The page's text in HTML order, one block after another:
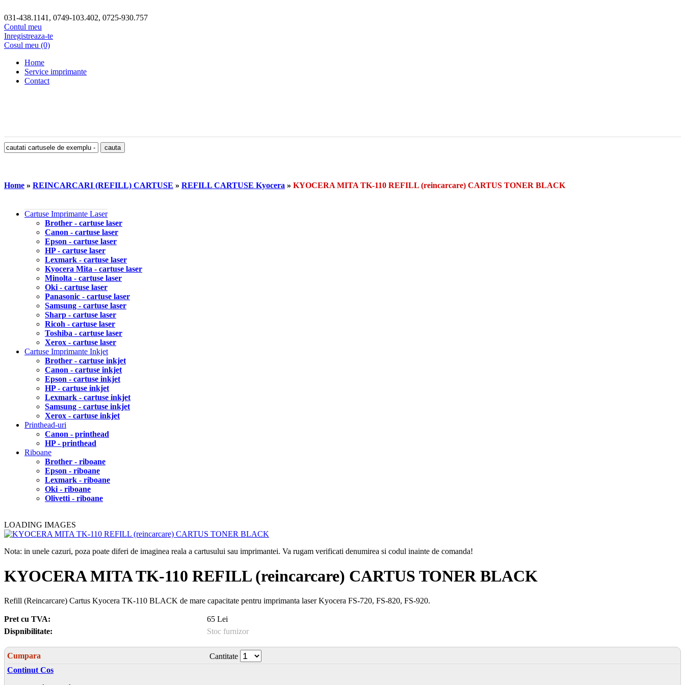
031-438.1141, 0749-103.402, 0725-930.757
Contul meu
Inregistreaza-te
Cosul meu (0)
Home
Service imprimante
Contact
Home » REINCARCARI (REFILL) CARTUSE » REFILL CARTUSE Kyocera » KYOCERA MITA TK-110 REFILL (reincarcare) CARTUS TONER BLACK
Cartuse Imprimante Laser
Brother - cartuse laser
Canon - cartuse laser
Epson - cartuse laser
HP - cartuse laser
Lexmark - cartuse laser
Kyocera Mita - cartuse laser
Minolta - cartuse laser
Oki - cartuse laser
Panasonic - cartuse laser
Samsung - cartuse laser
Sharp - cartuse laser
Ricoh - cartuse laser
Toshiba - cartuse laser
Xerox - cartuse laser
Cartuse Imprimante Inkjet
Brother - cartuse inkjet
Canon - cartuse inkjet
Epson - cartuse inkjet
HP - cartuse inkjet
Lexmark - cartuse inkjet
Samsung - cartuse inkjet
Xerox - cartuse inkjet
Printhead-uri
Canon - printhead
HP - printhead
Riboane
Brother - riboane
Epson - riboane
Lexmark - riboane
Oki - riboane
Olivetti - riboane
LOADING IMAGES
Nota: in unele cazuri, poza poate diferi de imaginea reala a cartusului sau imprimantei. Va rugam verificati denumirea si codul inainte de comanda!
KYOCERA MITA TK-110 REFILL (reincarcare) CARTUS TONER BLACK
Refill (Reincarcare) Cartus Kyocera TK-110 BLACK de mare capacitate pentru imprimanta laser Kyocera FS-720, FS-820, FS-920.
Pret cu TVA:
65 Lei
Dispnibilitate:
Stoc furnizor
Cumpara
Cantitate
Continut Cos